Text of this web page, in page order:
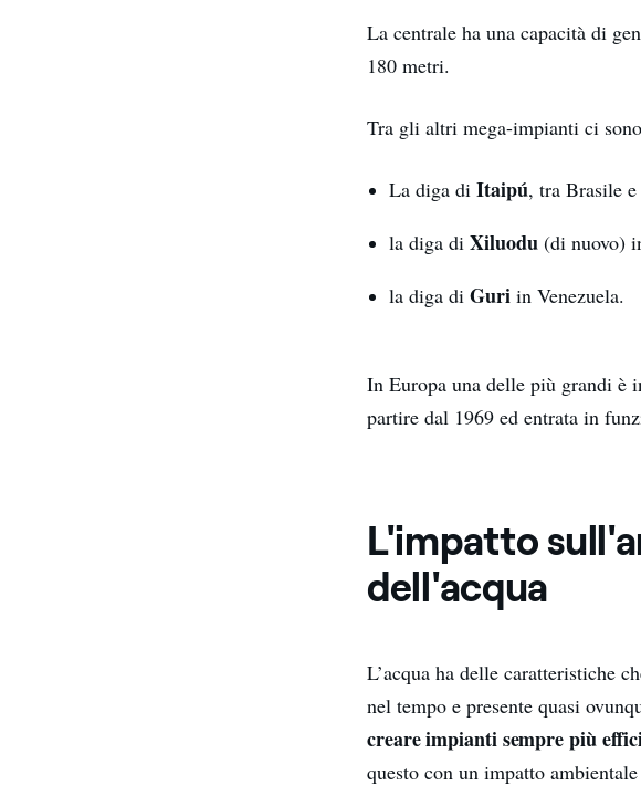
La centrale ha una capacità di
180 metri.
Tra gli altri mega-impianti ci
La diga diItaipú, tra Brasile e
la diga diXiluodu (di nuovo)
la diga diGuri in Venezuela.
In Europa una delle più grandi è
partire dal 1969 ed entrata in
L'impatto
dell'acqua
L’acqua ha delle caratteristiche
nel tempo e presente quasi
creare impianti sempre più
questo con un impatto